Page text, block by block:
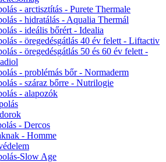
- arctisztítás - Purete Thermale
- hidratálás - Aqualia Thermál
- ideális bőrért - Idealia
- öregedésgátlás 40 év felett - Liftactiv
- öregedésgátlás 50 és 60 év felett -
- problémás bőr - Normaderm
- száraz bőrre - Nutrilogie
- alapozók
- Dercos
- Homme
Slow Age